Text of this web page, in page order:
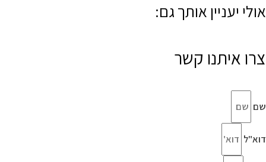
אולי יעניין אותך גם:
צרו איתנו קשר
שם
דוא"ל